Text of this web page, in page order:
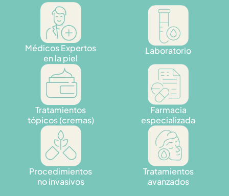
Médicos Expertos
en la piel
Laboratorio
Tratamientos
tópicos (cremas)
Farmacia
especializada
Procedimientos
no invasivos
Tratamientos
avanzados